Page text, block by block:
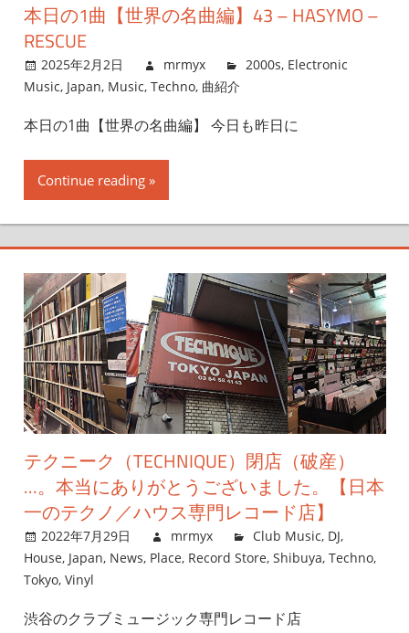
本日の1曲【世界の名曲編】43 – HASYMO –
RESCUE
2025年2月2日 mrmyx 2000s, Electronic
Music, Japan, Music, Techno, 曲紹介
本日の1曲【世界の名曲編】 今日も昨日に
Continue reading
テクニーク（TECHNIQUE）閉店（破産）
…。本当にありがとうございました。【日本
一のテクノ／ハウス専門レコード店】
2022年7月29日 mrmyx Club Music, DJ,
House, Japan, News, Place, Record Store, Shibuya, Techno,
Tokyo, Vinyl
渋谷のクラブミュージック専門レコード店